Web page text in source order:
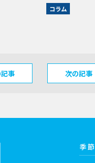
コラム
事 次の記事
季節